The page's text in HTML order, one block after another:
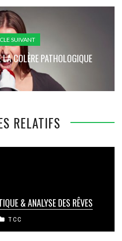
SUIVANT
COLÈRE PATHOLOGIQUE
RELATIFS
& ANALYSE DES RÊVES
TCC